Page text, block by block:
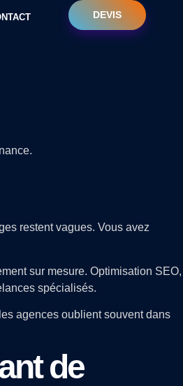
DEVIS
restent vagues. Vous avez
sur mesure. Optimisation SEO,
spécialisés.
agences oublient souvent dans
de